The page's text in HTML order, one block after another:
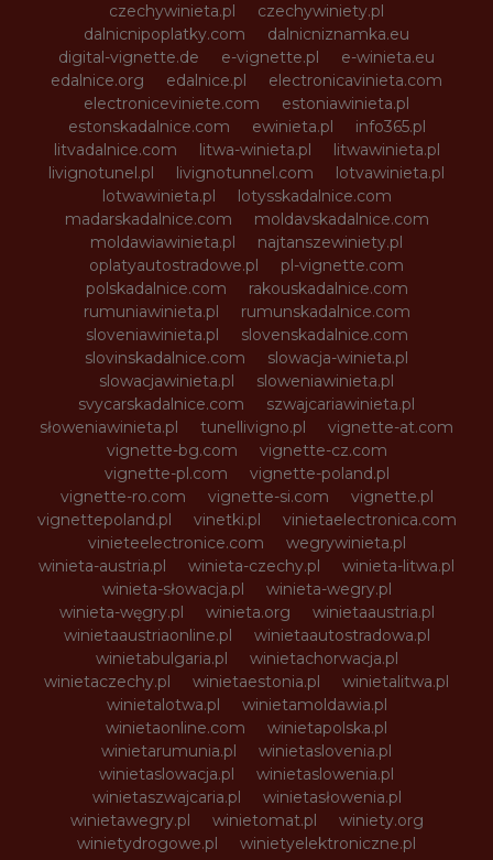
czechywinieta.pl
czechywiniety.pl
dalnicnipoplatky.com
dalnicniznamka.eu
digital-vignette.de
e-vignette.pl
e-winieta.eu
edalnice.org
edalnice.pl
electronicavinieta.com
electroniceviniete.com
estoniawinieta.pl
estonskadalnice.com
ewinieta.pl
info365.pl
litvadalnice.com
litwa-winieta.pl
litwawinieta.pl
livignotunel.pl
livignotunnel.com
lotvawinieta.pl
lotwawinieta.pl
lotysskadalnice.com
madarskadalnice.com
moldavskadalnice.com
moldawiawinieta.pl
najtanszewiniety.pl
oplatyautostradowe.pl
pl-vignette.com
polskadalnice.com
rakouskadalnice.com
rumuniawinieta.pl
rumunskadalnice.com
sloveniawinieta.pl
slovenskadalnice.com
slovinskadalnice.com
slowacja-winieta.pl
slowacjawinieta.pl
sloweniawinieta.pl
svycarskadalnice.com
szwajcariawinieta.pl
słoweniawinieta.pl
tunellivigno.pl
vignette-at.com
vignette-bg.com
vignette-cz.com
vignette-pl.com
vignette-poland.pl
vignette-ro.com
vignette-si.com
vignette.pl
vignettepoland.pl
vinetki.pl
vinietaelectronica.com
vinieteelectronice.com
wegrywinieta.pl
winieta-austria.pl
winieta-czechy.pl
winieta-litwa.pl
winieta-słowacja.pl
winieta-wegry.pl
winieta-węgry.pl
winieta.org
winietaaustria.pl
winietaaustriaonline.pl
winietaautostradowa.pl
winietabulgaria.pl
winietachorwacja.pl
winietaczechy.pl
winietaestonia.pl
winietalitwa.pl
winietalotwa.pl
winietamoldawia.pl
winietaonline.com
winietapolska.pl
winietarumunia.pl
winietaslovenia.pl
winietaslowacja.pl
winietaslowenia.pl
winietaszwajcaria.pl
winietasłowenia.pl
winietawegry.pl
winietomat.pl
winiety.org
winietydrogowe.pl
winietyelektroniczne.pl